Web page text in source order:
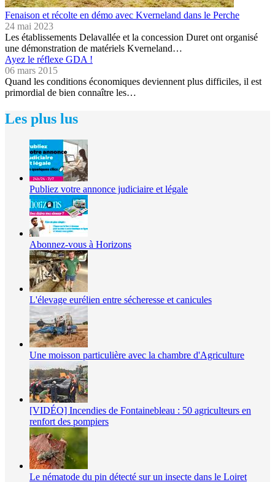
Fenaison et récolte en démo avec Kverneland dans le Perche
24 mai 2023
Les établissements Delavallée et la concession Duret ont organisé
une démonstration de matériels Kverneland…
Ayez le réflexe GDA !
06 mars 2015
Quand les conditions économiques deviennent plus difficiles, il est
primordial de bien connaître les…
Les plus lus
Publiez votre annonce judiciaire et légale
Abonnez-vous à Horizons
L'élevage eurélien entre sécheresse et canicules
Une moisson particulière avec la chambre d'Agriculture
[VIDÉO] Incendies de Fontainebleau : 50 agriculteurs en
renfort des pompiers
Le nématode du pin détecté sur un insecte dans le Loiret